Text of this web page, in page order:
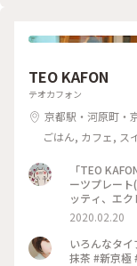
香りのミルク
桜 #桜スイー
やげ #おみやげ
TEO KAFON
テオカフォン
京都駅・河原町・
ごはん, カフェ, ス
「TEO
ーツプレー
ッティ、エ
三昧出来て
たのですが
プチことりっ
2020.02.20
いろんなタ
抹茶 #新京極